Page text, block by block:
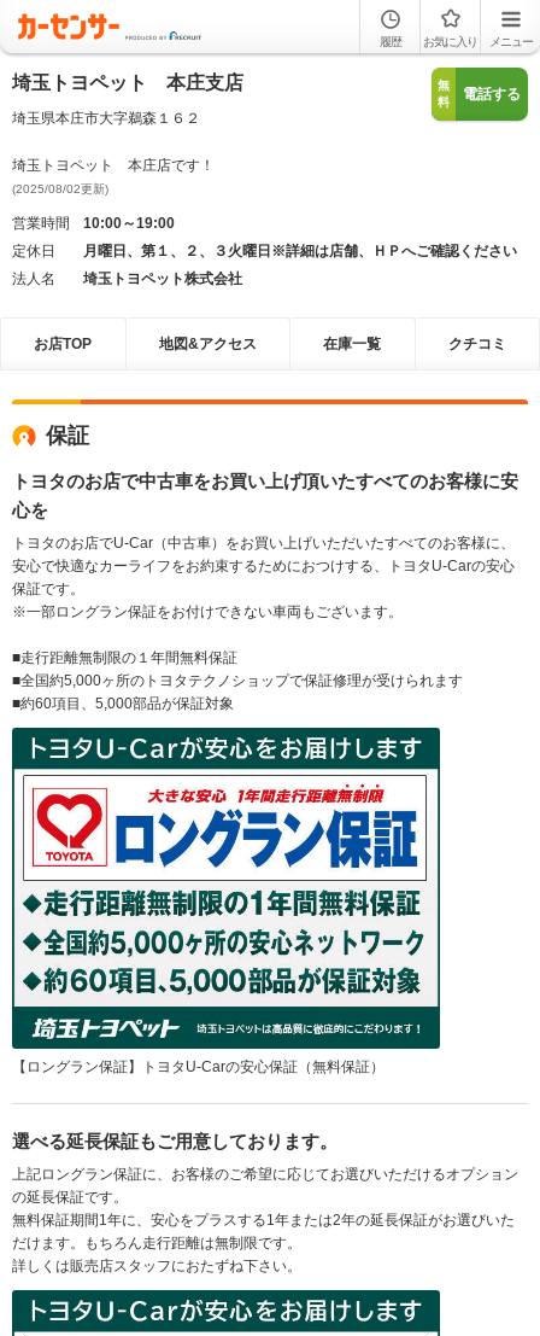
履歴 お気に入り メニュー
埼玉トヨペット 本庄支店
埼玉県本庄市大字鵜森１６２
無
料
電話する
埼玉トヨペット 本庄店です！
(2025/08/02更新)
営業時間
10:00～19:00
定休日
月曜日、第１、２、３火曜日※詳細は店舗、ＨＰへご確認ください
法人名
埼玉トヨペット株式会社
お店TOP 地図&アクセス 在庫一覧 クチコミ
保証
トヨタのお店で中古車をお買い上げ頂いたすべてのお客様に安
心を
トヨタのお店でU-Car（中古車）をお買い上げいただいたすべてのお客様に、
安心で快適なカーライフをお約束するためにおつけする、トヨタU-Carの安心
保証です。
※一部ロングラン保証をお付けできない車両もございます。
■走行距離無制限の１年間無料保証
■全国約5,000ヶ所のトヨタテクノショップで保証修理が受けられます
■約60項目、5,000部品が保証対象
【ロングラン保証】トヨタU-Carの安心保証（無料保証）
選べる延長保証もご用意しております。
上記ロングラン保証に、お客様のご希望に応じてお選びいただけるオプション
の延長保証です。
無料保証期間1年に、安心をプラスする1年または2年の延長保証がお選びいた
だけます。もちろん走行距離は無制限です。
詳しくは販売店スタッフにおたずね下さい。